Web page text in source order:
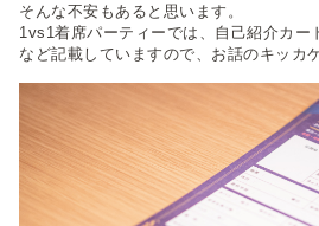
そんな不安もあると思います。
1vs1着席パーティーでは、自己紹介カー
など記載していますので、お話のキッカ